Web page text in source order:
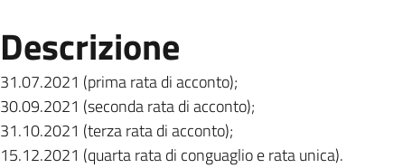
Descrizione
31.07.2021 (prima rata di acconto);
30.09.2021 (seconda rata di acconto);
31.10.2021 (terza rata di acconto);
15.12.2021 (quarta rata di conguaglio e rata unica).